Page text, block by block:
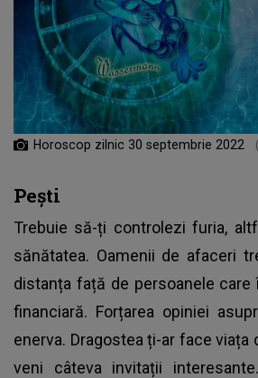
Horoscop zilnic 30 septembrie 2022
Pești
Trebuie să-ți controlezi furia,
sănătatea. Oamenii de afaceri
distanța față de persoanele
financiară. Forțarea opiniei
enerva. Dragostea ți-ar face viața
veni câteva invitații